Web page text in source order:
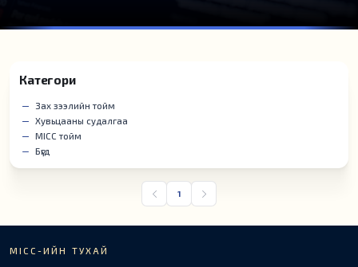
Категори
Зах зээлийн тойм
Хувьцааны судалгаа
MICC тойм
Бүгд
1
MICC-ИЙН ТУХАЙ